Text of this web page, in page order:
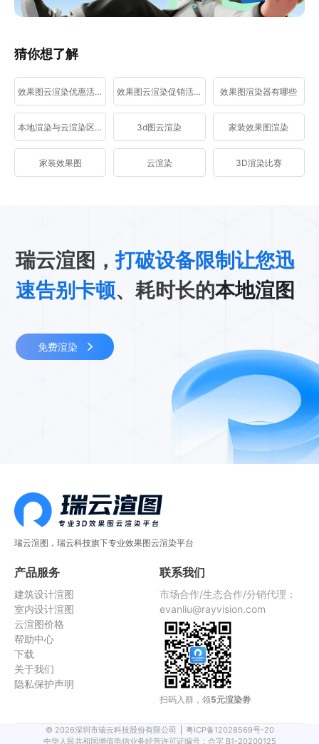
猜你想了解
效果图云渲染优惠活动 效果图云渲染促销活动 效果图渲染器有哪些
本地渲染与云渲染区别 3d图云渲染 家装效果图渲染
家装效果图 云渲染 3D渲染比赛
瑞云渲图，打破设备限制让您迅
速告别卡顿、耗时长的本地渲图
免费渲染
瑞云渲图，瑞云科技旗下专业效果图云渲染平台
产品服务
建筑设计渲图
室内设计渲图
云渲图价格
帮助中心
下载
关于我们
隐私保护声明
联系我们
市场合作/生态合作/分销代理：
evanliu@rayvision.com
扫码入群，领5元渲染劵
© 2026深圳市瑞云科技股份有限公司
粤ICP备12028569号-20
中华人民共和国增值电信业务经营许可证编号：合字 B1-20200125